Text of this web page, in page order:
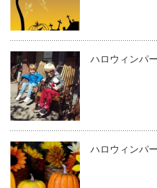
ハロウィンパ
ハロウィンパ